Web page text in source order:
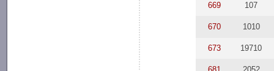
669 107
670 1010
673 19710